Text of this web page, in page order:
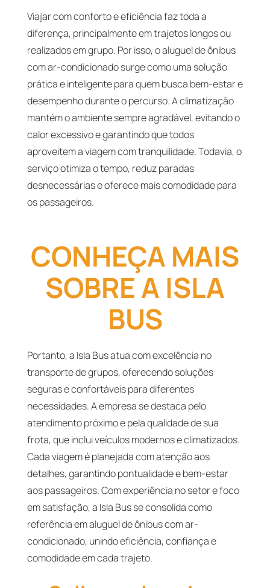
Viajar com conforto e eficiência faz toda a
diferença, principalmente em trajetos longos ou
realizados em grupo. Por isso, o aluguel de ônibus
com ar-condicionado surge como uma solução
prática e inteligente para quem busca bem-estar e
desempenho durante o percurso. A climatização
mantém o ambiente sempre agradável, evitando o
calor excessivo e garantindo que todos
aproveitem a viagem com tranquilidade. Todavia, o
serviço otimiza o tempo, reduz paradas
desnecessárias e oferece mais comodidade para
os passageiros.
CONHEÇA MAIS
SOBRE A ISLA
BUS
Portanto, a Isla Bus atua com excelência no
transporte de grupos, oferecendo soluções
seguras e confortáveis para diferentes
necessidades. A empresa se destaca pelo
atendimento próximo e pela qualidade de sua
frota, que inclui veículos modernos e climatizados.
Cada viagem é planejada com atenção aos
detalhes, garantindo pontualidade e bem-estar
aos passageiros. Com experiência no setor e foco
em satisfação, a Isla Bus se consolida como
referência em aluguel de ônibus com ar-
condicionado, unindo eficiência, confiança e
comodidade em cada trajeto.